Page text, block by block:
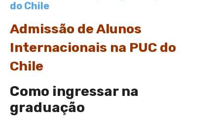
do Chile
Admissão de Alunos
Internacionais na PUC do
Chile
Como ingressar na
graduação